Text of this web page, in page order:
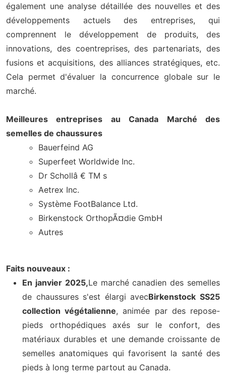
également une analyse détaillée des nouvelles et des
développements actuels des entreprises, qui
comprennent le développement de produits, des
innovations, des coentreprises, des partenariats, des
fusions et acquisitions, des alliances stratégiques, etc.
Cela permet d'évaluer la concurrence globale sur le
marché.
Meilleures entreprises au Canada Marché des
semelles de chaussures
Bauerfeind AG
Superfeet Worldwide Inc.
Dr Schollâ € TM s
Aetrex Inc.
Système FootBalance Ltd.
Birkenstock OrthopÃ¤die GmbH
Autres
Faits nouveaux :
En janvier 2025,Le marché canadien des semelles
de chaussures s'est élargi avecBirkenstock SS25
collection végétalienne, animée par des repose-
pieds orthopédiques axés sur le confort, des
matériaux durables et une demande croissante de
semelles anatomiques qui favorisent la santé des
pieds à long terme partout au Canada.